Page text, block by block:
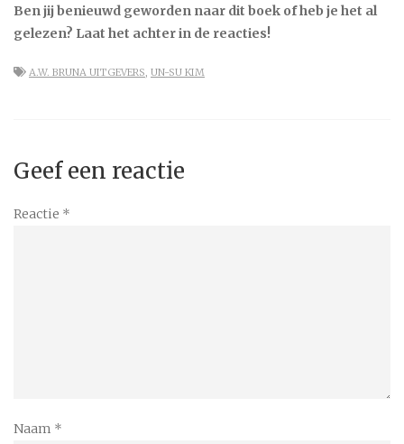
Ben jij benieuwd geworden naar dit boek of heb je het al
gelezen? Laat het achter in de reacties!
A.W. BRUNA UITGEVERS, UN-SU KIM
Geef een reactie
Reactie *
Naam *